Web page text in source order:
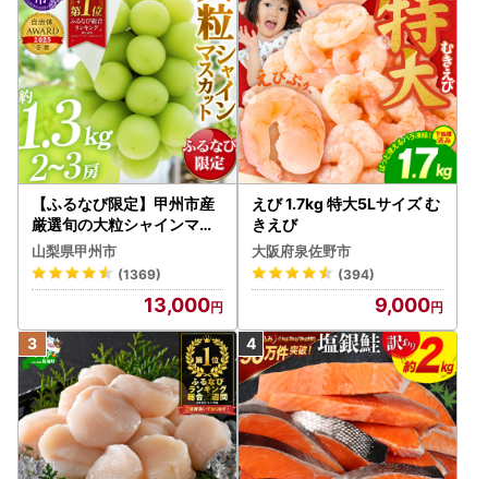
【ふるなび限定】甲州市産
厳選旬の大粒シャインマス
カット 約1.3kg 2～3房【2
026年発送】（MG）B12-
472 FN-Limited-VO シャ
インマスカット フルーツ
山梨県甲州市
(1369)
13,000
えび 1.7kg 特大5Lサイズ む
きえび
大阪府泉佐野市
(394)
9,000